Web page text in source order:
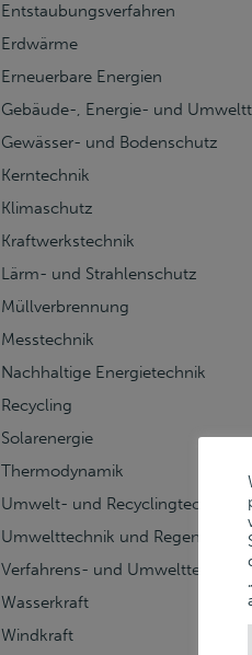
Entstaubungsverfahren
Erdwärme
Erneuerbare Energien
Gebäude-, Energie- und
Gewässer- und Bodenschutz
Kerntechnik
Klimaschutz
Kraftwerkstechnik
Lärm- und Strahlenschutz
Müllverbrennung
Messtechnik
Nachhaltige Energietechnik
Recycling
Solarenergie
Thermodynamik
Umwelt- und Recyclingtechnik
Umwelttechnik und Regenerative
Verfahrens- und Umwelttechnik
Wasserkraft
Windkraft